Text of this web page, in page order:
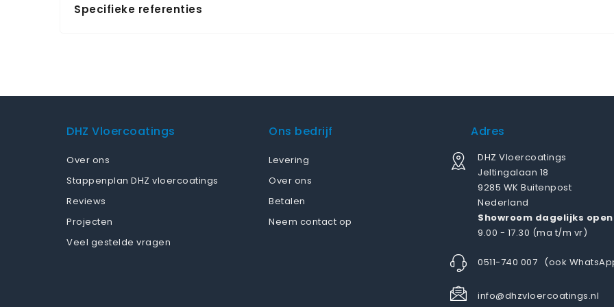
Specifieke referenties
DHZ Vloercoatings
Over ons
Stappenplan DHZ vloercoatings
Reviews
Projecten
Veel gestelde vragen
Ons bedrijf
Levering
Over ons
Betalen
Neem contact op
Adres
DHZ Vloercoatings
Jeltingalaan 18
9285 WK Buitenpost
Nederland
Showroom dagelijks
9.00 - 17.30 (ma t/m vr)
0511-740 007 (ook
info@dhzvloercoatings.nl